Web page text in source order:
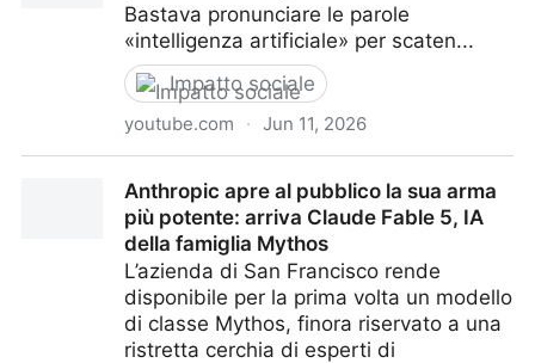
Bastava pronunciare le parole
«intelligenza artificiale» per scaten...
Impatto sociale
youtube.com · Jun 11, 2026
intelligenza artificialeAnthropic apre al pubblico la sua arma
più potente: arriva Claude Fable 5, IA
della famiglia Mythos
L’azienda di San Francisco rende
disponibile per la prima volta un modello
di classe Mythos, finora riservato a una
ristretta cerchia di esperti di